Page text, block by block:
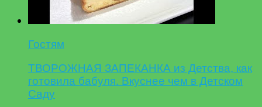
Гостям
ТВОРОЖНАЯ ЗАПЕКАНКА из Детства, как
готовила бабуля. Вкуснее чем в Детском
Саду